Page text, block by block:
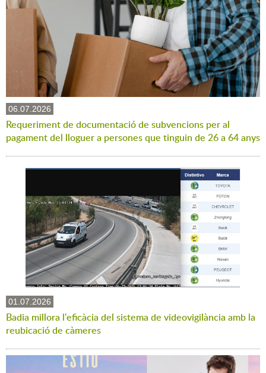
06.07.2026
Requeriment de documentació de subvencions per al
pagament del lloguer a persones que tinguin de 26 a 64 anys
01.07.2026
Badia millora l'eficàcia del sistema de videovigilància amb la
reubicació de càmeres